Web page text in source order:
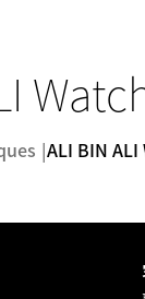
ALI BIN